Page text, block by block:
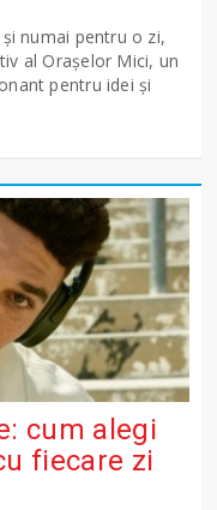
numai pentru o zi,
al Orașelor Mici, un
pentru idei și
cum alegi
fiecare zi